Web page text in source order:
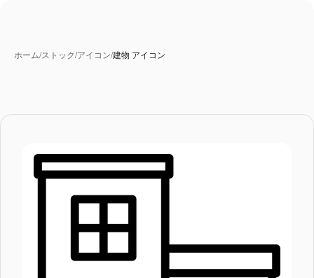
ホーム/ストック/アイコン/建物 アイコン